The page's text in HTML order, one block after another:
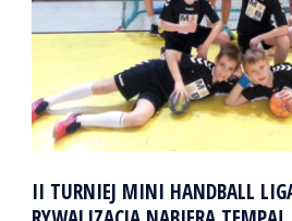
II TURNIEJ MINI HANDBALL